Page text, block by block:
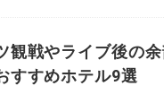
観戦やライブ後の
すすめホテル9選